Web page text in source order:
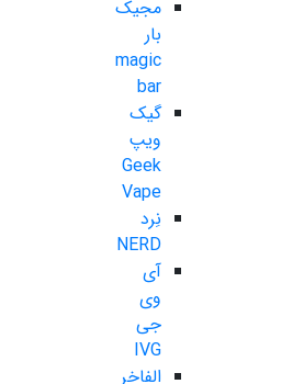
مجیک
بار
magic
bar
گیک
ویپ
Geek
Vape
نِرد
NERD
آی
وی
جی
IVG
الفاخر